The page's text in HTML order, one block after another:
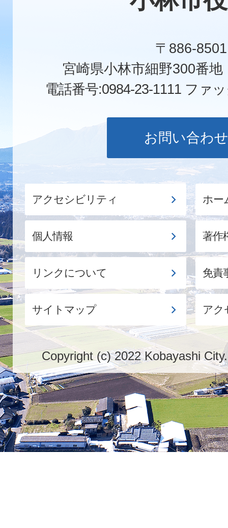
〒886-8501
宮崎県小林市細野300番
電話番号:0984-23-1111 ファ
お問い合わせ
アクセシビリティ ホー
個人情報 著作
リンクについて 免責
サイトマップ アク
Copyright (c) 2022 Kobayashi